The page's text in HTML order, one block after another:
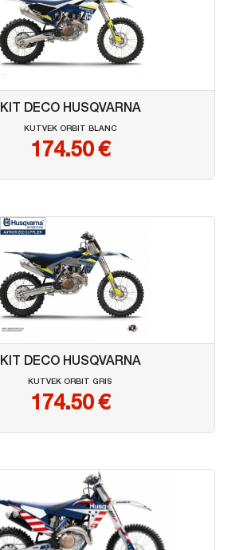
KIT DECO HUSQVARNA
KUTVEK ORBIT BLANC
174.50€
KIT DECO HUSQVARNA
KUTVEK ORBIT GRIS
174.50€